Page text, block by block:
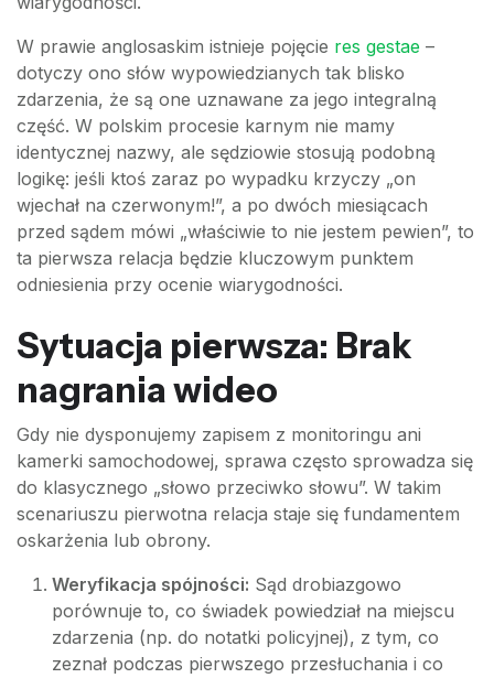
W prawie anglosaskim istnieje pojęcie res gestae –
dotyczy ono słów wypowiedzianych tak blisko
zdarzenia, że są one uznawane za jego integralną
część. W polskim procesie karnym nie mamy
identycznej nazwy, ale sędziowie stosują podobną
logikę: jeśli ktoś zaraz po wypadku krzyczy „on
wjechał na czerwonym!”, a po dwóch miesiącach
przed sądem mówi „właściwie to nie jestem pewien”, to
ta pierwsza relacja będzie kluczowym punktem
odniesienia przy ocenie wiarygodności.
Sytuacja pierwsza: Brak
nagrania wideo
Gdy nie dysponujemy zapisem z monitoringu ani
kamerki samochodowej, sprawa często sprowadza się
do klasycznego „słowo przeciwko słowu”. W takim
scenariuszu pierwotna relacja staje się fundamentem
oskarżenia lub obrony.
Weryfikacja spójności: Sąd drobiazgowo
porównuje to, co świadek powiedział na miejscu
zdarzenia (np. do notatki policyjnej), z tym, co
zeznał podczas pierwszego przesłuchania i co